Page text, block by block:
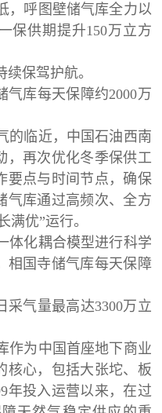
，呼图壁储气库全力以
保供期提升150万立方
保驾护航。
气库每天保障约2000万
的临近，中国石油西南
，再次优化冬季保供工
要点与时间节点，确保
气库通过高频次、全方
满优”运行。
体化耦合模型进行科学
相国寺储气库每天保障
采气量最高达3300万立
作为中国首座地下商业
核心，包括大张坨、板
年投入运营以来，在过